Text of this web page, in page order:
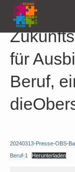
für
Beruf,
20240313-Presse-OBS-
Beruf-1
Herunterladen